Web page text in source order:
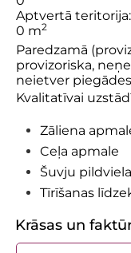
Aptvertā teritorija:
0 m2
Paredzamā
provizoriska,
neietver
Kvalitatīvai
Zāliena
Ceļa apmale
Šuvju pildviela
Tīrīšanas
Krāsas un